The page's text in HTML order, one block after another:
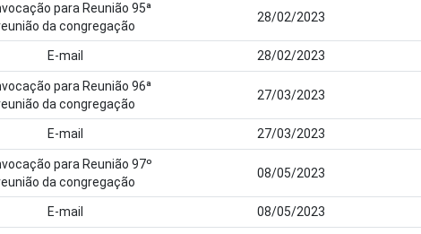
para Reunião 95ª
da congregação
28/02/2023
E-mail 28/02/2023
para Reunião 96ª
da congregação
27/03/2023
E-mail 27/03/2023
para Reunião 97º
da congregação
08/05/2023
E-mail 08/05/2023